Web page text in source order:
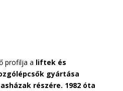
profilja a liftek és
gyártása
részére. 1982 óta